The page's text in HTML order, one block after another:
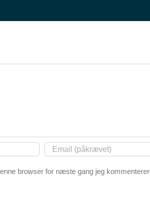
browser for næste gang jeg kommenterer